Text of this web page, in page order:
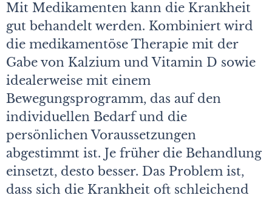
Mit Medikamenten kann die Krankheit
gut behandelt werden. Kombiniert wird
die medikamentöse Therapie mit der
Gabe von Kalzium und Vitamin D sowie
idealerweise mit einem
Bewegungsprogramm, das auf den
individuellen Bedarf und die
persönlichen Voraussetzungen
abgestimmt ist. Je früher die Behandlung
einsetzt, desto besser. Das Problem ist,
dass sich die Krankheit oft schleichend